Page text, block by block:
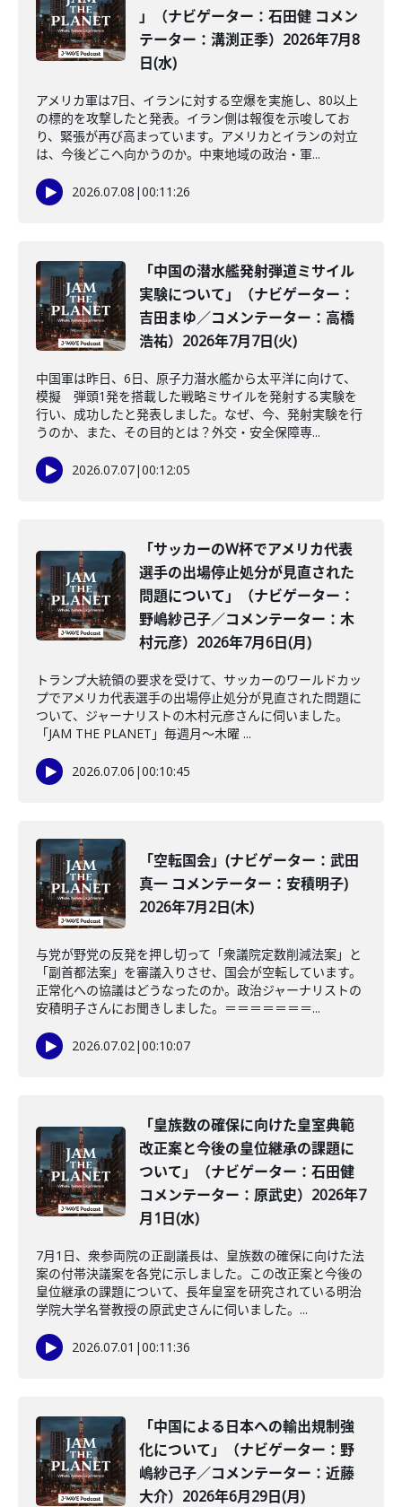
」（ナビゲーター：石田健 コメン
テーター：溝渕正季）2026年7月8
日(水)
アメリカ軍は7日、イランに対する空爆を実施し、80以上
の標的を攻撃したと発表。イラン側は報復を示唆してお
り、緊張が再び高まっています。アメリカとイランの対立
は、今後どこへ向かうのか。中東地域の政治・軍...
2026.07.08 |00:11:26
「中国の潜水艦発射弾道ミサイル
実験について」（ナビゲーター：
吉田まゆ／コメンテーター：高橋
浩祐）2026年7月7日(火)
中国軍は昨日、6日、原子力潜水艦から太平洋に向けて、
模擬 弾頭1発を搭載した戦略ミサイルを発射する実験を
行い、成功したと発表しました。なぜ、今、発射実験を行
うのか、また、その目的とは？外交・安全保障専...
2026.07.07|00:12:05
「サッカーのW杯でアメリカ代表
選手の出場停止処分が見直された
問題について」（ナビゲーター：
野嶋紗己子／コメンテーター：木
村元彦）2026年7月6日(月)
トランプ大統領の要求を受けて、サッカーのワールドカッ
プでアメリカ代表選手の出場停止処分が見直された問題に
ついて、ジャーナリストの木村元彦さんに伺いました。
「JAM THE PLANET」毎週月～木曜 ...
2026.07.06 |00:10:45
「空転国会」(ナビゲーター：武田
真一 コメンテーター：安積明子)
2026年7月2日(木)
与党が野党の反発を押し切って「衆議院定数削減法案」と
「副首都法案」を審議入りさせ、国会が空転しています。
正常化への協議はどうなったのか。政治ジャーナリストの
安積明子さんにお聞きしました。＝＝＝＝＝＝＝...
2026.07.02|00:10:07
「皇族数の確保に向けた皇室典範
改正案と今後の皇位継承の課題に
ついて」（ナビゲーター：石田健
コメンテーター：原武史）2026年7
月1日(水)
7月1日、衆参両院の正副議長は、皇族数の確保に向けた法
案の付帯決議案を各党に示しました。この改正案と今後の
皇位継承の課題について、長年皇室を研究されている明治
学院大学名誉教授の原武史さんに伺いました。...
2026.07.01 |00:11:36
「中国による日本への輸出規制強
化について」（ナビゲーター：野
嶋紗己子／コメンテーター：近藤
大介）2026年6月29日(月)